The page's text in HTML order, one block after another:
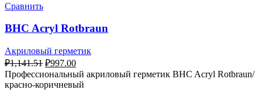
Сравнить
BHC Acryl Rotbraun
Акриловый герметик
₽1,141.51 ₽997.00
Профессиональный акриловый герметик BHC Acryl Rotbraun/
красно-коричневый